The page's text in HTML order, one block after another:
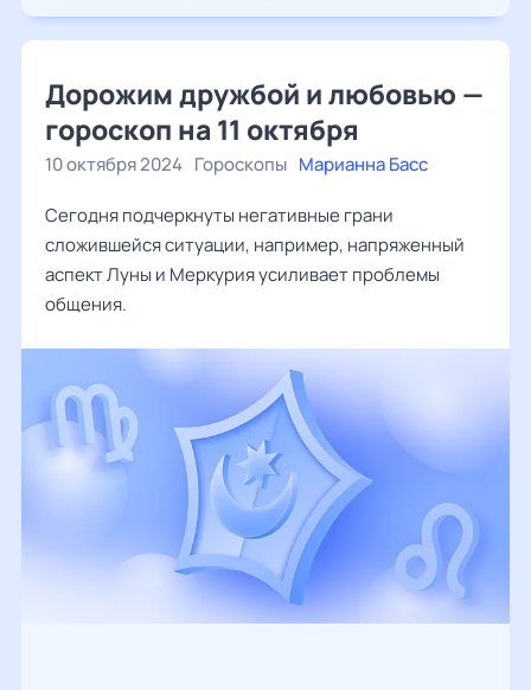
Дорожим дружбой и любовью —
гороскоп на 11 октября
10 октября 2024 Гороскопы Марианна Басс
Сегодня подчеркнуты негативные грани
сложившейся ситуации, например, напряженный
аспект Луны и Меркурия усиливает проблемы
общения.